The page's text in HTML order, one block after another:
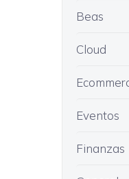
Beas
Cloud
Eventos
Finanzas